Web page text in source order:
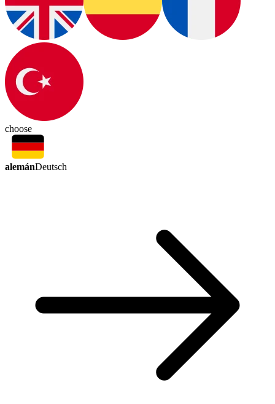
choose
alemánDeutsch